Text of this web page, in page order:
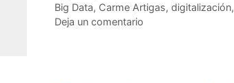
Etiquetas
Big Data, Carme Artigas, digitalización,
Deja un comentario